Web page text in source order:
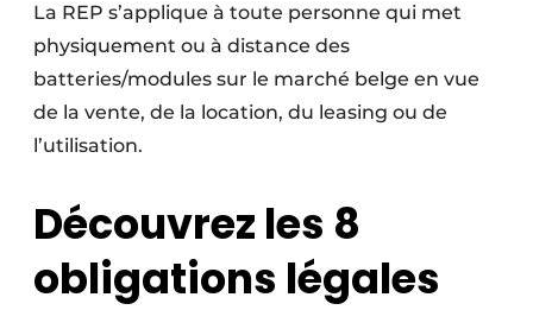
La REP s’applique à toute personne qui met
physiquement ou à distance des
batteries/modules sur le marché belge en vue
de la vente, de la location, du leasing ou de
l’utilisation.
Découvrez les 8
obligations légales